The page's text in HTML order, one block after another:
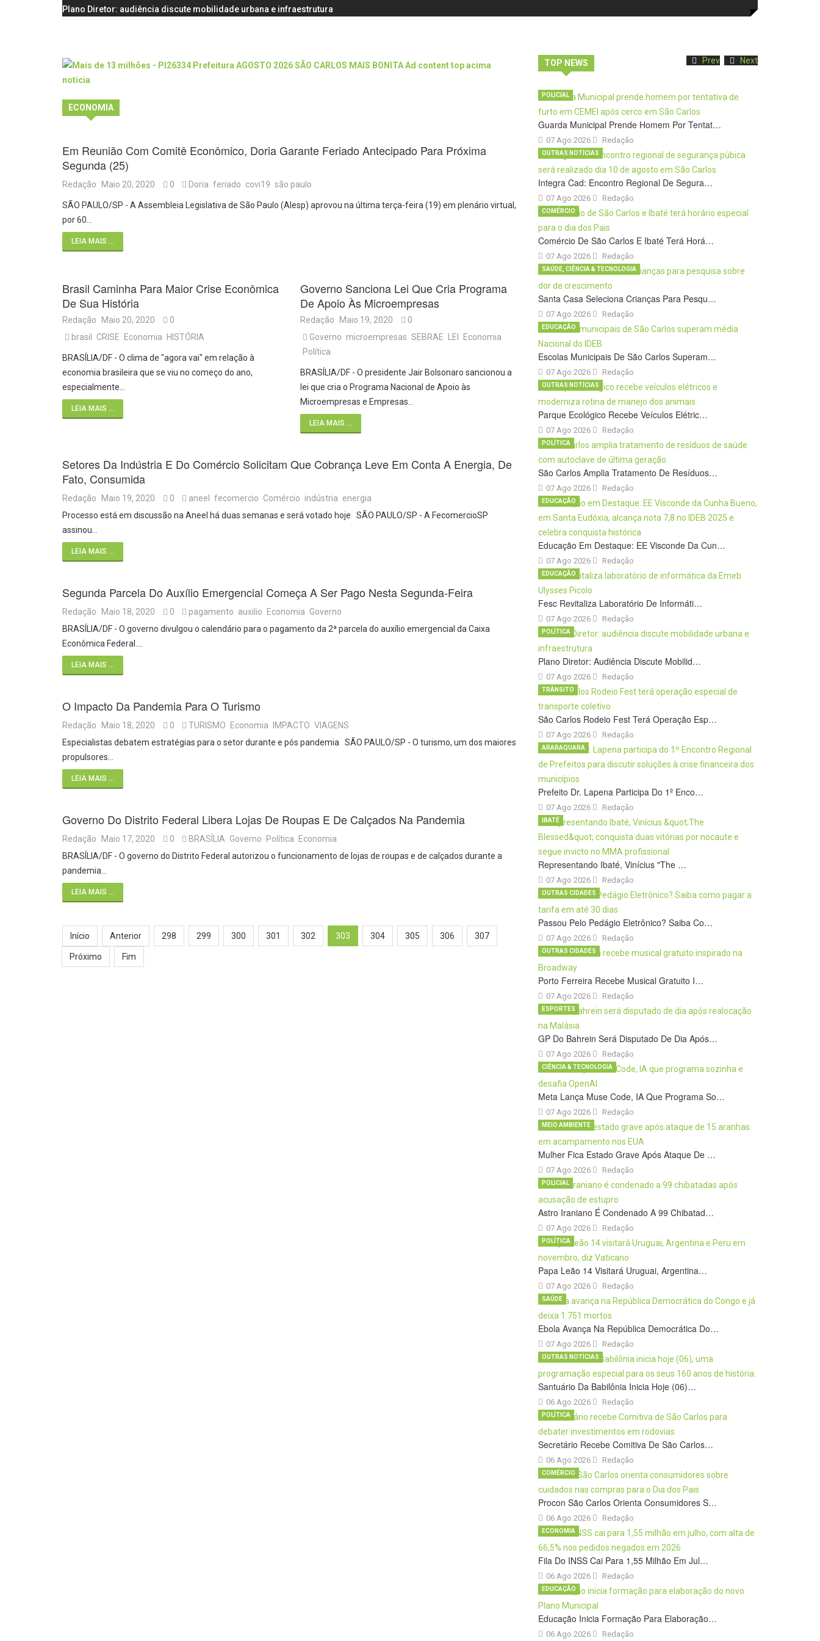
Plano Diretor: audiência discute mobilidade urbana e infraestrutura
ECONOMIA
Em Reunião Com Comitê Econômico, Doria Garante Feriado Antecipado Para Próxima
Segunda (25)
Redação Maio 20, 2020 0 Doria feriado covi19 são paulo
SÃO PAULO/SP - A Assembleia Legislativa de São Paulo (Alesp) aprovou na última terça-feira (19) em plenário virtual,
por 60…
LEIA MAIS ...
Brasil Caminha Para Maior Crise Econômica
De Sua História
Redação Maio 20, 2020
0
brasil
CRISE Economia HISTÓRIA
BRASÍLIA/DF - O clima de "agora vai" em relação à
economia brasileira que se viu no começo do ano,
especialmente…
LEIA MAIS ...
Governo Sanciona Lei Que Cria Programa
De Apoio Às Microempresas
Redação Maio 19, 2020
0
Governo microempresas SEBRAE LEI
Economia
Política
BRASÍLIA/DF - O presidente Jair Bolsonaro sancionou a
lei que cria o Programa Nacional de Apoio às
Microempresas e Empresas…
LEIA MAIS ...
Setores Da Indústria E Do Comércio Solicitam Que Cobrança Leve Em Conta A Energia, De
Fato, Consumida
Redação Maio 19, 2020 0 aneel fecomercio Comércio indústria energia
Processo está em discussão na Aneel há duas semanas e será votado hoje SÃO PAULO/SP - A FecomercioSP
assinou…
LEIA MAIS ...
Segunda Parcela Do Auxílio Emergencial Começa A Ser Pago Nesta Segunda-Feira
Redação Maio 18, 2020 0 pagamento auxilio Economia Governo
BRASÍLIA/DF - O governo divulgou o calendário para o pagamento da 2ª parcela do auxílio emergencial da Caixa
Econômica Federal.…
LEIA MAIS ...
O Impacto Da Pandemia Para O Turismo
Redação Maio 18, 2020 0 TURISMO Economia IMPACTO VIAGENS
Especialistas debatem estratégias para o setor durante e pós pandemia SÃO PAULO/SP - O turismo, um dos maiores
propulsores…
LEIA MAIS ...
Governo Do Distrito Federal Libera Lojas De Roupas E De Calçados Na Pandemia
Redação Maio 17, 2020 0 BRASÍLIA Governo Política
Economia
BRASÍLIA/DF - O governo do Distrito Federal autorizou o funcionamento de lojas de roupas e de calçados durante a
pandemia…
LEIA MAIS ...
Início Anterior 298 299 300 301 302 303 304 305 306 307
Próximo Fim
TOP NEWS Prev Next
Guarda Municipal Prende Homem Por Tentat…
07 Ago 2026
POLICIAL
Redação
Integra Cad: Encontro Regional De Segura…
07 Ago 2026
OUTRAS NOTÍCIAS
Redação
Comércio De São Carlos E Ibaté Terá Horá…
07 Ago 2026
COMÉRCIO
Redação
Santa Casa Seleciona Crianças Para Pesqu…
07 Ago 2026
SAÚDE, CIÊNCIA & TECNOLOGIA
Redação
Escolas Municipais De São Carlos Superam…
07 Ago 2026
EDUCAÇÃO
Redação
Parque Ecológico Recebe Veículos Elétric…
07 Ago 2026
OUTRAS NOTÍCIAS
Redação
São Carlos Amplia Tratamento De Resíduos…
07 Ago 2026
POLÍTICA
Redação
Educação Em Destaque: EE Visconde Da Cun…
07 Ago 2026
EDUCAÇÃO
Redação
Fesc Revitaliza Laboratório De Informáti…
07 Ago 2026
EDUCAÇÃO
Redação
Plano Diretor: Audiência Discute Mobilid…
07 Ago 2026
POLÍTICA
Redação
São Carlos Rodeio Fest Terá Operação Esp…
07 Ago 2026
TRÂNSITO
Redação
Prefeito Dr. Lapena Participa Do 1º Enco…
07 Ago 2026
ARARAQUARA
Redação
Representando Ibaté, Vinícius "The …
07 Ago 2026
IBATÉ
Redação
Passou Pelo Pedágio Eletrônico? Saiba Co…
07 Ago 2026
OUTRAS CIDADES
Redação
Porto Ferreira Recebe Musical Gratuito I…
07 Ago 2026
OUTRAS CIDADES
Redação
GP Do Bahrein Será Disputado De Dia Após…
07 Ago 2026
ESPORTES
Redação
Meta Lança Muse Code, IA Que Programa So…
07 Ago 2026
CIÊNCIA & TECNOLOGIA
Redação
Mulher Fica Estado Grave Após Ataque De …
07 Ago 2026
MEIO AMBIENTE
Redação
Astro Iraniano É Condenado A 99 Chibatad…
07 Ago 2026
POLICIAL
Redação
Papa Leão 14 Visitará Uruguai, Argentina…
07 Ago 2026
POLÍTICA
Redação
Ebola Avança Na República Democrática Do…
07 Ago 2026
SAÚDE
Redação
Santuário Da Babilônia Inicia Hoje (06)…
06 Ago 2026
OUTRAS NOTÍCIAS
Redação
Secretário Recebe Comitiva De São Carlos…
06 Ago 2026
POLÍTICA
Redação
Procon São Carlos Orienta Consumidores S…
06 Ago 2026
COMÉRCIO
Redação
Fila Do INSS Cai Para 1,55 Milhão Em Jul…
06 Ago 2026
ECONOMIA
Redação
Educação Inicia Formação Para Elaboração…
06 Ago 2026
EDUCAÇÃO
Redação